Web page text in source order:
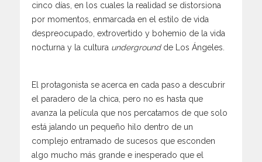
cinco días, en los cuales la realidad se distorsiona
por momentos, enmarcada en el estilo de vida
despreocupado, extrovertido y bohemio de la vida
nocturna y la cultura undergroundde Los Ángeles.
El protagonista se acerca en cada paso a descubrir
el paradero de la chica, pero no es hasta que
avanza la película que nos percatamos de que solo
está jalando un pequeño hilo dentro de un
complejo entramado de sucesos que esconden
algo mucho más grande e inesperado que el